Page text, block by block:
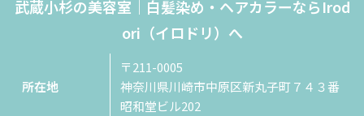
武蔵小杉の美容室｜白髪染め・ヘアカラーならIrod
ori（イロドリ）へ
所在地
〒211-0005
神奈川県川崎市中原区新丸子町７４３番
昭和堂ビル202